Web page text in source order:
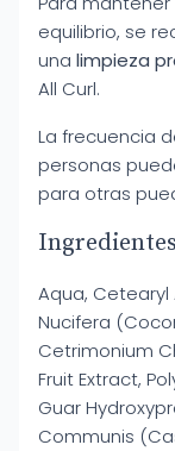
equilibrio, se
una limpieza
All Curl.
La frecuencia
personas
para otras
Ingredientes
Aqua, Cetearyl
Nucifera
Cetrimonium
Fruit Extract,
Guar
Communis